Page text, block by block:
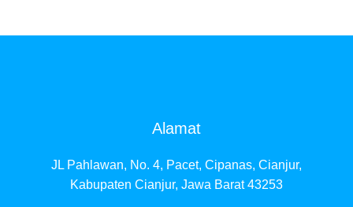
Alamat
JL Pahlawan, No. 4, Pacet, Cipanas, Cianjur,
Kabupaten Cianjur, Jawa Barat 43253